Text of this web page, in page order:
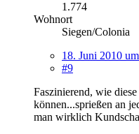
1.774
Wohnort
Siegen/Colonia
18. Juni 2010
#9
Faszinierend, wie
können...sprießen an
man wirklich